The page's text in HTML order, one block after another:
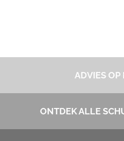
ADVIES OP
ONTDEK ALLE